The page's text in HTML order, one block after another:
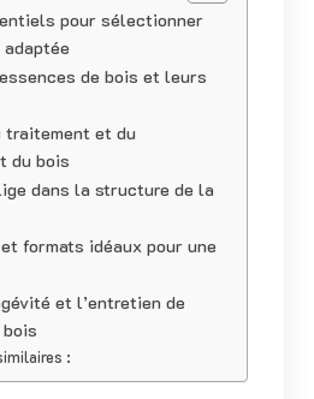
pour sélectionner
de bois et leurs
traitement et du
du bois
dans la structure de la
formats idéaux pour une
et l’entretien de
: